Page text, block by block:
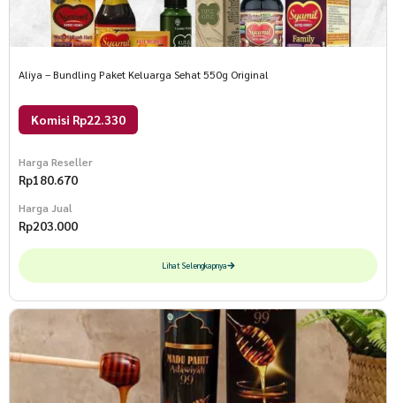
Aliya – Bundling Paket Keluarga Sehat 550g Original
Komisi Rp22.330
Harga Reseller
Rp180.670
Harga Jual
Rp203.000
Lihat Selengkapnya